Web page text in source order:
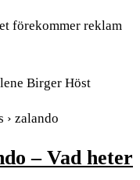
förekommer reklam
Birger Höst
› zalando
– Vad heter